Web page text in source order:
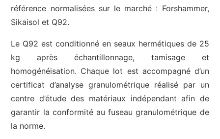
référence normalisées sur le marché : Forshammer,
Sikaisol et Q92.
Le Q92 est conditionné en seaux hermétiques de 25
kg après échantillonnage, tamisage et
homogénéisation. Chaque lot est accompagné d’un
certificat d’analyse granulométrique réalisé par un
centre d’étude des matériaux indépendant afin de
garantir la conformité au fuseau granulométrique de
la norme.